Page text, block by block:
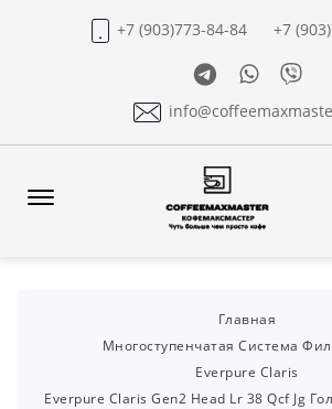
+7 (903)773-84-84
+7
TelegramWhatsapp
Viber
Главная
Многоступенчатая Система
Everpure Claris
Everpure Claris Gen2 Head Lr 38 Qcf Jg